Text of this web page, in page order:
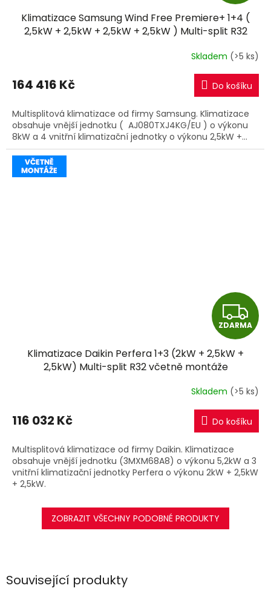
Související produkty
A
R
M
A
Klimatizace Samsung Wind Free Premiere+ 1+4 (
2,5kW + 2,5kW + 2,5kW + 2,5kW ) Multi-split R32
Skladem (>5 ks)
164 416 Kč Do košíku
Multisplitová klimatizace od firmy Samsung. Klimatizace
obsahuje vnější jednotku ( AJ080TXJ4KG/EU ) o výkonu
8kW a 4 vnitřní klimatizační jednotky o výkonu 2,5kW +...
Z
D
R
M
A
ZDARMA
Klimatizace Daikin Perfera 1+3 (2kW + 2,5kW +
2,5kW) Multi-split R32 včetně montáže
Skladem (>5 ks)
116 032 Kč Do košíku
Multisplitová klimatizace od firmy Daikin. Klimatizace
obsahuje vnější jednotku (3MXM68A8) o výkonu 5,2kW a 3
vnitřní klimatizační jednotky Perfera o výkonu 2kW + 2,5kW
+ 2,5kW.
ZOBRAZIT VŠECHNY PODOBNÉ PRODUKTY